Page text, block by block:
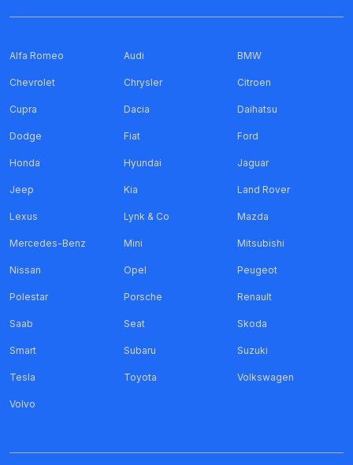
Alfa Romeo Audi BMW
Chevrolet Chrysler Citroen
Cupra Dacia Daihatsu
Dodge Fiat Ford
Honda Hyundai Jaguar
Jeep Kia Land Rover
Lexus Lynk & Co Mazda
Mercedes-Benz Mini Mitsubishi
Nissan Opel Peugeot
Polestar Porsche Renault
Saab Seat Skoda
Smart Subaru Suzuki
Tesla Toyota Volkswagen
Volvo